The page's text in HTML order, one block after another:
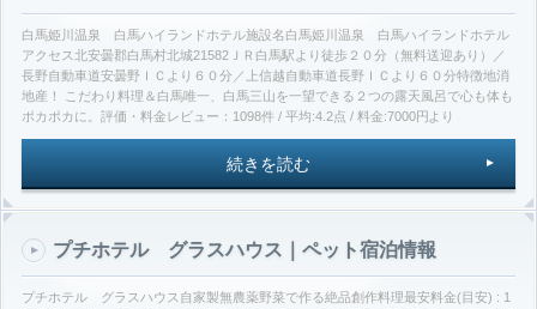
白馬姫川温泉 白馬ハイランドホテル施設名白馬姫川温泉 白馬ハイランドホテル
アクセス北安曇郡白馬村北城21582ＪＲ白馬駅より徒歩２０分（無料送迎あり）／
長野自動車道安曇野ＩＣより６０分／上信越自動車道長野ＩＣより６０分特徴地消
地産！ こだわり料理＆白馬唯一、白馬三山を一望できる２つの露天風呂で心も体も
ポカポカに。評価・料金レビュー：1098件 / 平均:4.2点 / 料金:7000円より
続きを読む
プチホテル グラスハウス｜ペット宿泊情報
プチホテル グラスハウス自家製無農薬野菜で作る絶品創作料理最安料金(目安) : 1